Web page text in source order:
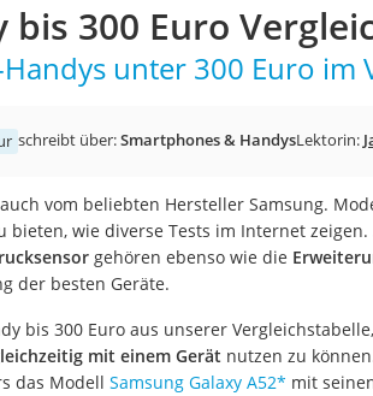
Monitor 32 Zoll 4K
Fernseher
Drucker
Desktop-PC
Diascanner
Laser-Multifunktionsdrucker
Powerline-Adapter
Powerstation mit Solarpanel
Gaming-PC
300 Euro
unter 300 Euro im
schreibt über:Smartphones & HandysLektorin:
vom beliebten Hersteller Samsung.
bieten, wie diverse Tests im Internet zeigen.
gehören ebenso wie die
der besten Geräte.
bis 300 Euro aus unserer
mit einem Gerät nutzen zu
das Modell Samsung Galaxy A52* mit